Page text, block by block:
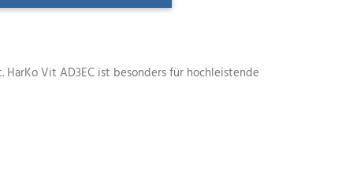
Vit AD3EC ist besonders für hochleistende